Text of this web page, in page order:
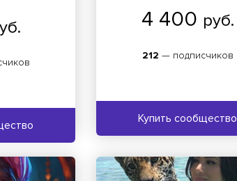
4 400 руб.
212 — подписчиков
Купить сообщество